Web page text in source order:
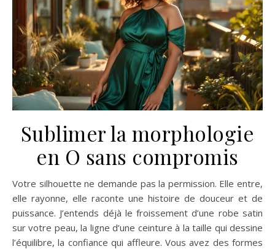
Sublimer la morphologie
en O sans compromis
Votre silhouette ne demande pas la permission. Elle entre,
elle rayonne, elle raconte une histoire de douceur et de
puissance. J’entends déjà le froissement d’une robe satin
sur votre peau, la ligne d’une ceinture à la taille qui dessine
l’équilibre, la confiance qui affleure. Vous avez des formes